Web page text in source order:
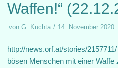
Waffen!“
von G. Kuchta 14. November 2020
http://news.orf.at/stories/
bösen Menschen mit einer Waffe